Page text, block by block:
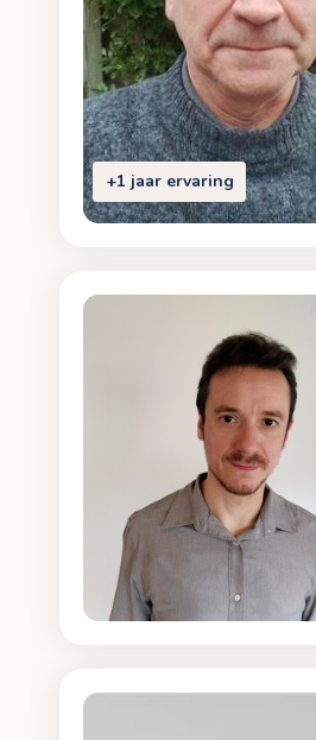
+1 jaar ervaring